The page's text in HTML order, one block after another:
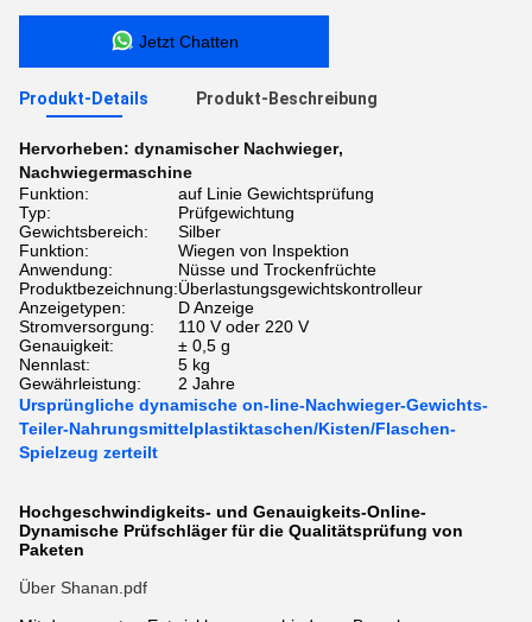
Jetzt Chatten
Produkt-Details Produkt-Beschreibung
Hervorheben: dynamischer Nachwieger,
Nachwiegermaschine
Funktion:
auf Linie Gewichtsprüfung
Typ:
Prüfgewichtung
Gewichtsbereich:
Silber
Funktion:
Wiegen von Inspektion
Anwendung:
Nüsse und Trockenfrüchte
Produktbezeichnung:Überlastungsgewichtskontrolleur
Anzeigetypen:
D Anzeige
Stromversorgung:
110 V oder 220 V
Genauigkeit:
± 0,5 g
Nennlast:
5 kg
Gewährleistung:
2 Jahre
Ursprüngliche dynamische on-line-Nachwieger-Gewichts-
Teiler-Nahrungsmittelplastiktaschen/Kisten/Flaschen-
Spielzeug zerteilt
Hochgeschwindigkeits- und Genauigkeits-Online-
Dynamische Prüfschläger für die Qualitätsprüfung von
Paketen
Über Shanan.pdf